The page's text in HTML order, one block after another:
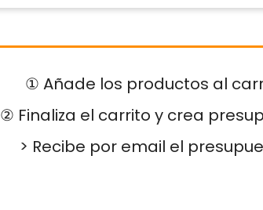
① Añade los productos al
② Finaliza el carrito y crea
> Recibe por email el